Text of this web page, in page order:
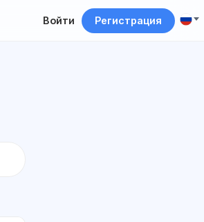
Войти Регистрация